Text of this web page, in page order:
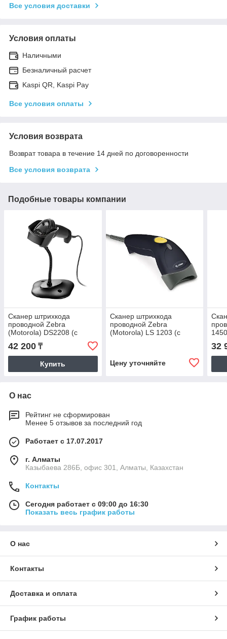
Все условия доставки
Условия оплаты
Наличными
Безналичный расчет
Kaspi QR, Kaspi Pay
Все условия оплаты
Условия возврата
Возврат товара в течение 14 дней по договоренности
Все условия возврата
Подобные товары компании
Сканер штрихкода
проводной Zebra
(Motorola) DS2208 (с
подставкой)
42 200 ₸
Купить
Сканер штрихкода
проводной Zebra
(Motorola) LS 1203 (с
Цену уточняйте
32
О нас
Рейтинг не сформирован
Менее 5 отзывов за последний год
Работает с 17.07.2017
г. Алматы
Казыбаева 286Б, офис 301, Алматы, Казахстан
Контакты
Сегодня работает с 09:00 до 16:30
Показать весь график работы
О нас
Контакты
Доставка и оплата
График работы